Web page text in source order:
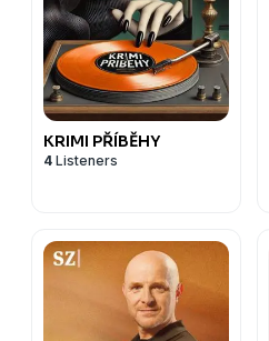
KRIMI PŘÍBĚHY
4 Listeners